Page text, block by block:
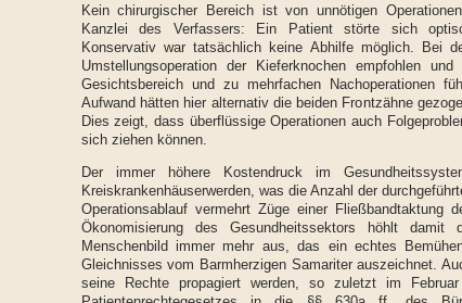
Kein chirurgischer Bereich ist von unnötigen
Kanzlei des Verfassers: Ein Patient störte sich
Konservativ war tatsächlich keine Abhilfe möglich. Bei
Umstellungsoperation der Kieferknochen empfohlen
Gesichtsbereich und zu mehrfachen Nachoperationen
Aufwand hätten hier alternativ die beiden Frontzähne
Dies zeigt, dass überflüssige Operationen auch
sich ziehen können.
Der immer höhere Kostendruck im
Kreiskrankenhäuserwerden, was die Anzahl der
Operationsablauf vermehrt Züge einer Fließbandtaktung
Ökonomisierung des Gesundheitssektors höhlt
Menschenbild immer mehr aus, das ein echtes
Gleichnisses vom Barmherzigen Samariter auszeichnet.
seine Rechte propagiert werden, so zuletzt im